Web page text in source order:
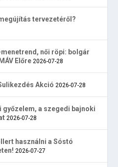
tervezetéről?
női röpi: bolgár
Előre 2026-07-28
Akció 2026-07-28
a szegedi bajnoki
2026-07-28
használni a Sóstó
2026-07-27